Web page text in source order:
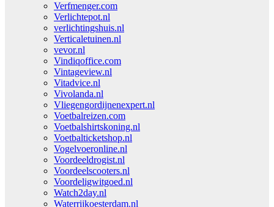
Verfmenger.com
Verlichtepot.nl
verlichtingshuis.nl
Verticaletuinen.nl
vevor.nl
Vindiqoffice.com
Vintageview.nl
Vitadvice.nl
Vivolanda.nl
Vliegengordijnenexpert.nl
Voetbalreizen.com
Voetbalshirtskoning.nl
Voetbalticketshop.nl
Vogelvoeronline.nl
Voordeeldrogist.nl
Voordeelscooters.nl
Voordeligwitgoed.nl
Watch2day.nl
Waterrijkoesterdam.nl